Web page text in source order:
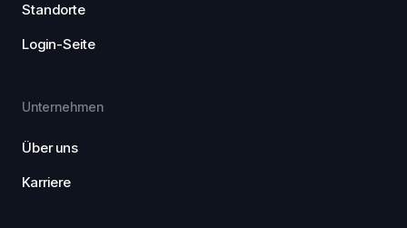
Standorte
Login-Seite
Unternehmen
Über uns
Karriere